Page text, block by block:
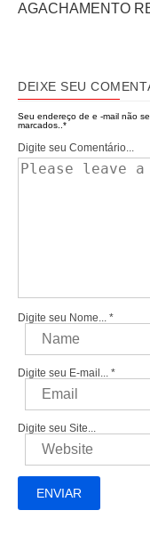
AGACHAMENTO
DEIXE SEU
Seu endereço de e -mail não
marcados.. *
Digite seu Comentário...
Digite seu Nome... *
Digite seu E-mail... *
Digite seu Site...